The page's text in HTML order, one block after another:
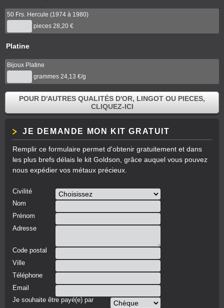
50 Frs. Hercule (1974 à 1980)
pieces 28,20 €
Platine
Bijoux Platine
grammes 24,13 €/g
POUR D'AUTRES QUALITÉS D'OR, LINGOT OU PIECES,
CLIQUEZ-ICI
JE DEMANDE MON KIT GRATUIT
Remplir ce formulaire permet d'obtenir gratuitement et dans
les plus brefs délais le kit Goldson, grâce auquel vous pouvez
nous expédier vos métaux précieux.
Civilité
Nom
Prénom
Adresse
Code postal
Ville
Téléphone
Email
Je souhaite être payé(e) par